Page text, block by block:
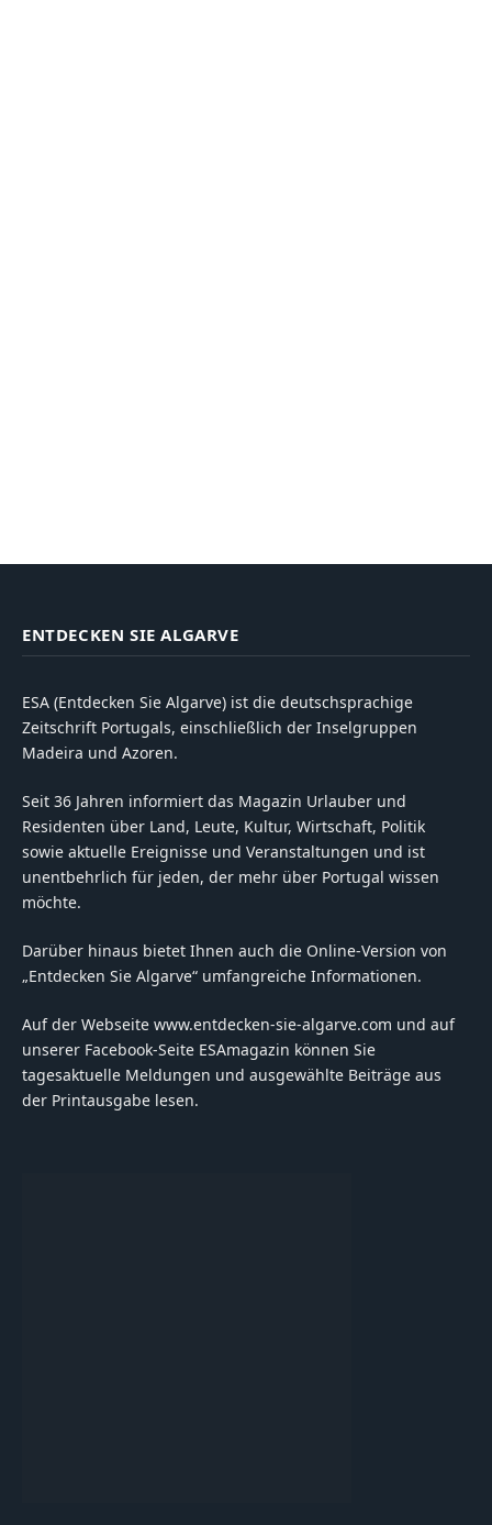
ENTDECKEN SIE ALGARVE
ESA (Entdecken Sie Algarve) ist die deutschsprachige
Zeitschrift Portugals, einschließlich der Inselgruppen
Madeira und Azoren.
Seit 36 Jahren informiert das Magazin Urlauber und
Residenten über Land, Leute, Kultur, Wirtschaft, Politik
sowie aktuelle Ereignisse und Veranstaltungen und ist
unentbehrlich für jeden, der mehr über Portugal wissen
möchte.
Darüber hinaus bietet Ihnen auch die Online-Version von
„Entdecken Sie Algarve“ umfangreiche Informationen.
Auf der Webseite www.entdecken-sie-algarve.com und auf
unserer Facebook-Seite ESAmagazin können Sie
tagesaktuelle Meldungen und ausgewählte Beiträge aus
der Printausgabe lesen.